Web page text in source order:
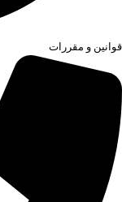
قوانین و مقررات